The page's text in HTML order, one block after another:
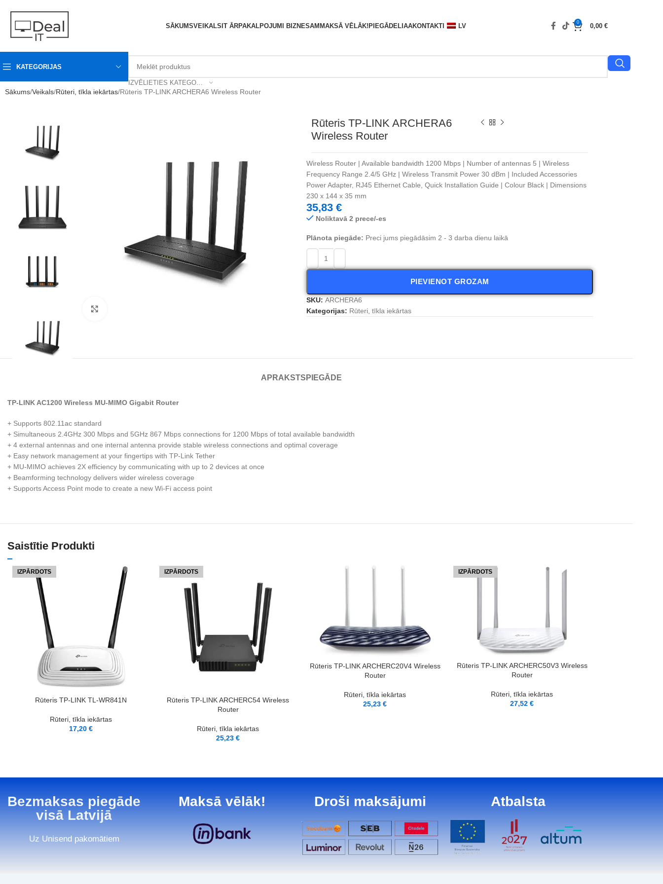
SĀKUMSVEIKALS IT ĀRPAKALPOJUMI BIZNESAM MAKSĀ VĒLĀK! PIEGĀDELIAAKONTAKTI LV
0
0,00 €
KATEGORIJAS
IZVĒLIETIES KATEGORIJU
Sākums Veikals Rūteri, tīkla iekārtas Rūteris TP-LINK ARCHERA6 Wireless Router
Rūteris TP-LINK ARCHERA6
Wireless Router
Wireless Router | Available bandwidth 1200 Mbps | Number of antennas 5 | Wireless
Frequency Range 2.4/5 GHz | Wireless Transmit Power 30 dBm | Included Accessories
Power Adapter, RJ45 Ethernet Cable, Quick Installation Guide | Colour Black | Dimensions
230 x 144 x 35 mm
35,83 €
Noliktavā 2 prece/-es
Plānota piegāde: Preci jums piegādāsim 2 - 3 darba dienu laikā
PIEVIENOT GROZAM
SKU: ARCHERA6
Kategorijas: Rūteri, tīkla iekārtas
APRAKSTS PIEGĀDE
TP-LINK AC1200 Wireless MU-MIMO Gigabit Router
+ Supports 802.11ac standard
+ Simultaneous 2.4GHz 300 Mbps and 5GHz 867 Mbps connections for 1200 Mbps of total available bandwidth
+ 4 external antennas and one internal antenna provide stable wireless connections and optimal coverage
+ Easy network management at your fingertips with TP-Link Tether
+ MU-MIMO achieves 2X efficiency by communicating with up to 2 devices at once
+ Beamforming technology delivers wider wireless coverage
+ Supports Access Point mode to create a new Wi-Fi access point
Saistītie Produkti
IZPĀRDOTS
LASĪT VAIRĀKRūteris TP-LINK TL-WR841N
Rūteri, tīkla iekārtas
17,20 €
IZPĀRDOTS
LASĪT VAIRĀK
Rūteris TP-LINK ARCHERC54 Wireless
Router
Rūteri, tīkla iekārtas
25,23 €
PIEVIENOT GROZAM
Rūteris TP-LINK ARCHERC20V4 Wireless
Router
Rūteri, tīkla iekārtas
25,23 €
IZPĀRDOTS
LASĪT VAIRĀK
Rūteris TP-LINK ARCHERC50V3 Wireless
Router
Rūteri, tīkla iekārtas
27,52 €
Bezmaksas piegāde
visā Latvijā
Uz Unisend pakomātiem
Maksā vēlāk! Droši maksājumi Atbalsta